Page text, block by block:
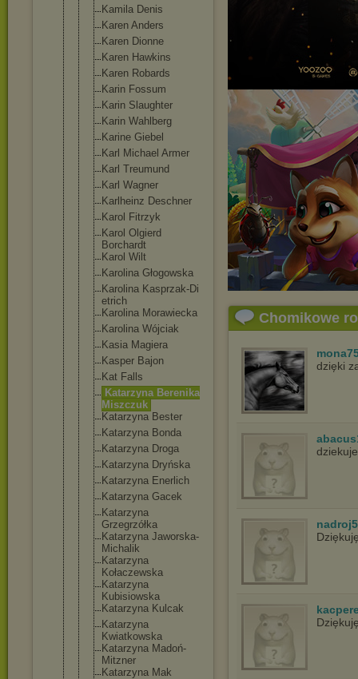
Kamila Denis
Karen Anders
Karen Dionne
Karen Hawkins
Karen Robards
Karin Fossum
Karin Slaughter
Karin Wahlberg
Karine Giebel
Karl Michael Armer
Karl Treumund
Karl Wagner
Karlheinz Deschner
Karol Fitrzyk
Karol Olgierd
Borchardt
Karol Wilt
Karolina Głogowska
Karolina Kasprzak-Di
etrich
Karolina Morawiecka
Karolina Wójciak
Kasia Magiera
Kasper Bajon
Kat Falls
Katarzyna Berenika
Miszczuk
Katarzyna Bester
Katarzyna Bonda
Katarzyna Droga
Katarzyna Dryńska
Katarzyna Enerlich
Katarzyna Gacek
Katarzyna
Grzegrzółka
Katarzyna Jaworska-
Michalik
Katarzyna
Kołaczewska
Katarzyna
Kubisiowska
Katarzyna Kulcak
Katarzyna
Kwiatkowska
Katarzyna Madoń-
Mitzner
Katarzyna Mak
Chomikowe
dzięki
dziekuje